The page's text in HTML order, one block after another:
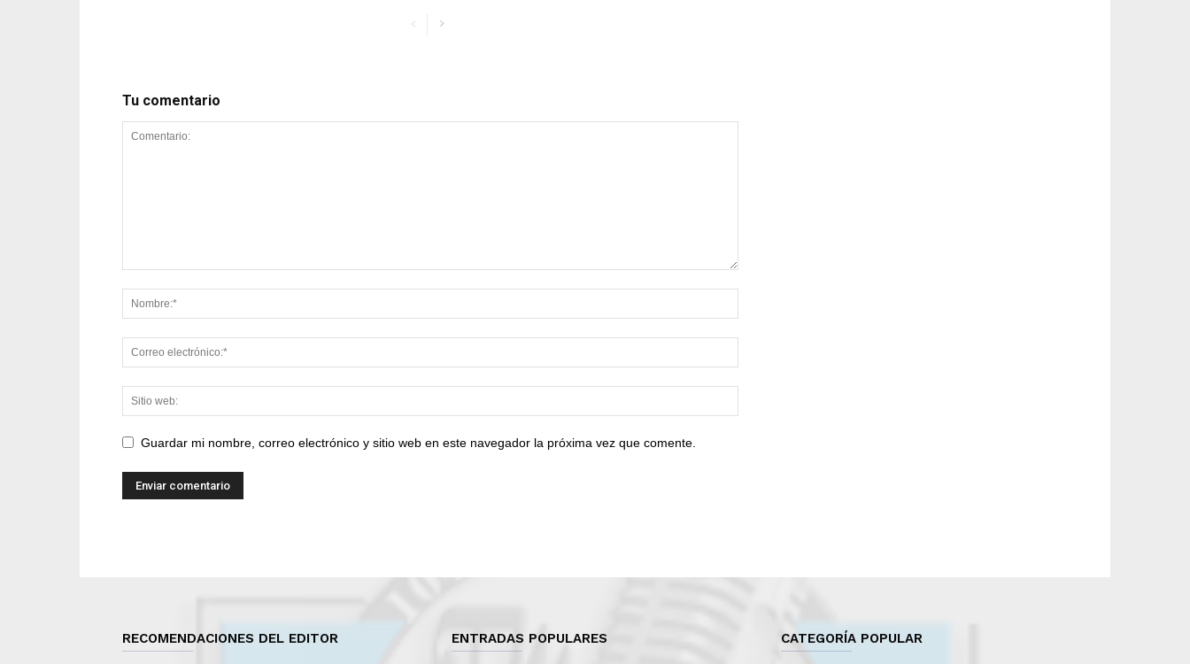
Tu comentario
Guardar mi nombre, correo electrónico y sitio web en este navegador la próxima vez que comente.
RECOMENDACIONES DEL EDITOR ENTRADAS POPULARES CATEGORÍA POPULAR